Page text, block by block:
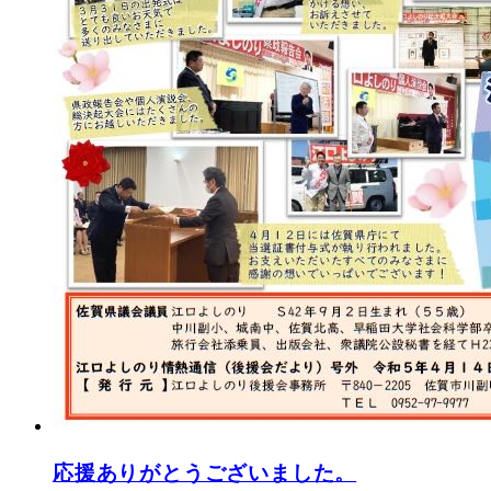
応援ありがとうございました。